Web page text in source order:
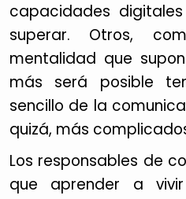
capacidades
superar. Otros,
mentalidad que
más será posible
sencillo de la
quizá, más
Los responsables de
que aprender a